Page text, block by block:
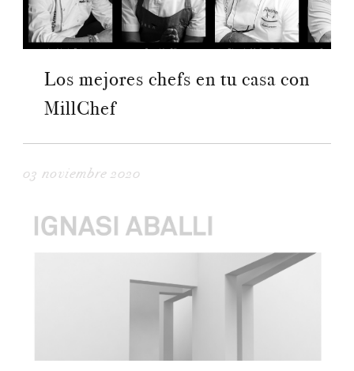
Los mejores chefs en tu casa con
MillChef
03 noviembre 2020